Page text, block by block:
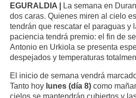
EGURALDIA | La semana en
dos caras. Quienes miren al cielo
tendrán que rescatar el paraguas y
paciencia tendrá premio: el fin de
Antonio en Urkiola se presenta
despejados y temperaturas
El inicio de semana vendrá
Tanto hoy lunes (día 8) como
cielos se mantendrán cubiertos y